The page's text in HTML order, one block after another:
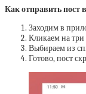
Как отправить пост
Заходим в
Кликаем на три
Выбираем из
Готово, пост